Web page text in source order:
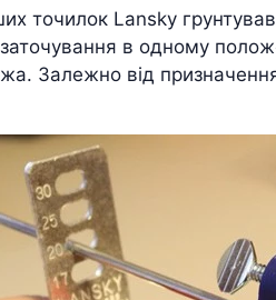
точилок Lansky
в одному
Залежно від